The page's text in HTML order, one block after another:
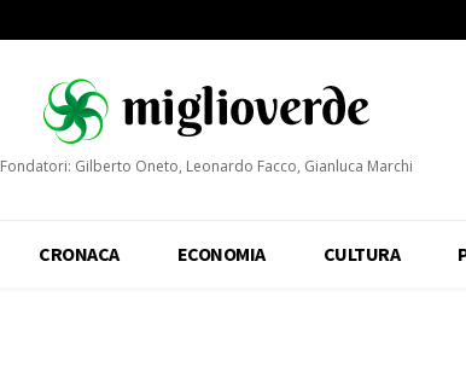
Fondatori: Gilberto Oneto, Leonardo Facco, Gianluca Marchi
CRONACA ECONOMIA CULTURA